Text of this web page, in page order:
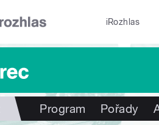
iRozhlas
Program Pořady